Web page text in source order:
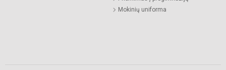
Mokinių uniforma